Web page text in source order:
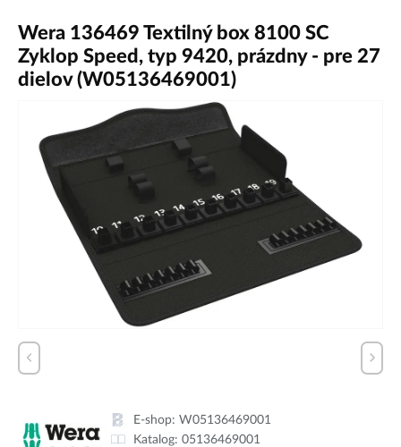
Wera 136469 Textilný box 8100 SC
Zyklop Speed, typ 9420, prázdny - pre 27
dielov (W05136469001)
E-shop: W05136469001
Katalog: 05136469001